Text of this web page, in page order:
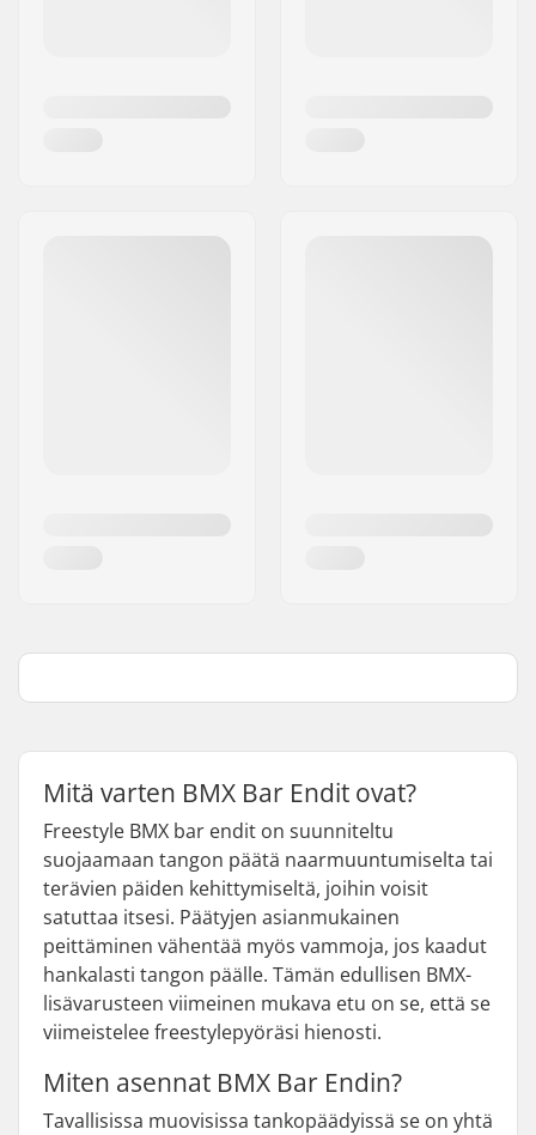
Mitä varten BMX Bar Endit ovat?
Freestyle BMX bar endit on suunniteltu
suojaamaan tangon päätä naarmuuntumiselta tai
terävien päiden kehittymiseltä, joihin voisit
satuttaa itsesi. Päätyjen asianmukainen
peittäminen vähentää myös vammoja, jos kaadut
hankalasti tangon päälle. Tämän edullisen BMX-
lisävarusteen viimeinen mukava etu on se, että se
viimeistelee freestylepyöräsi hienosti.
Miten asennat BMX Bar Endin?
Tavallisissa muovisissa tankopäädyissä se on yhtä